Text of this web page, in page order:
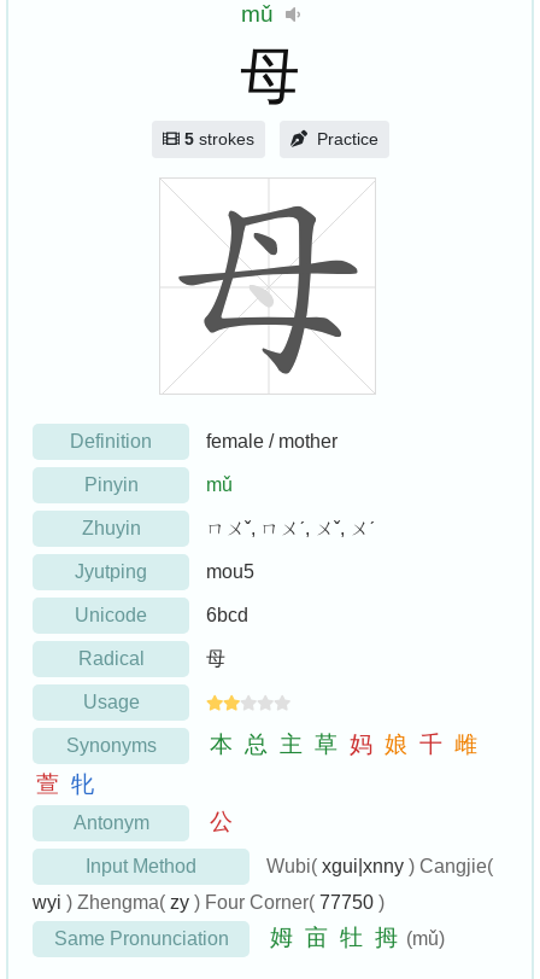
mǔ
母
5strokes Practice
Definition female / mother
Pinyin mǔ
Zhuyin ㄇㄨˇ, ㄇㄨˊ, ㄨˇ, ㄨˊ
Jyutping mou5
Unicode 6bcd
Radical 母
Usage
Synonyms 本 总 主 草 妈 娘 千 雌
萱 牝
Antonym 公
Input Method Wubi( xgui|xnny ) Cangjie(
wyi ) Zhengma( zy ) Four Corner( 77750 )
Same Pronunciation
姆 亩 牡 拇 (mǔ)